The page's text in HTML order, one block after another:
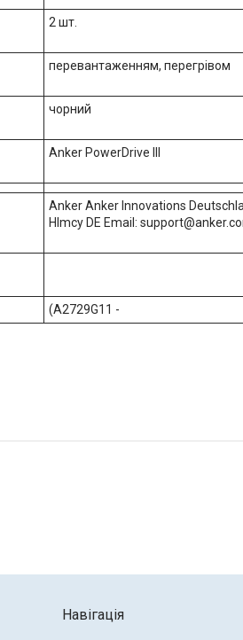
2 шт.
перевантаженням, перегрівом
чорний
Anker PowerDrive III
Anker Anker Innovations
НІmcy DE Email:
(A2729G11 -
Навігація